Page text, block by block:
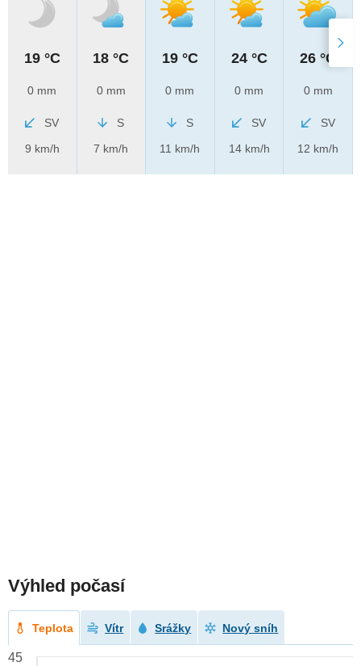
19 °C
0 mm
SV
9 km/h
18 °C
0 mm
S
7 km/h
19 °C
0 mm
S
11 km/h
24 °C
0 mm
SV
14 km/h
26 °C
0 mm
SV
12 km/h
Výhled počasí
Teplota Vítr Srážky Nový sníh
45